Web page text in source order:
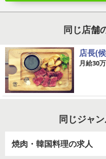
同じ店舗
店長(
月給30
同じジャ
焼肉・韓国料理の求人